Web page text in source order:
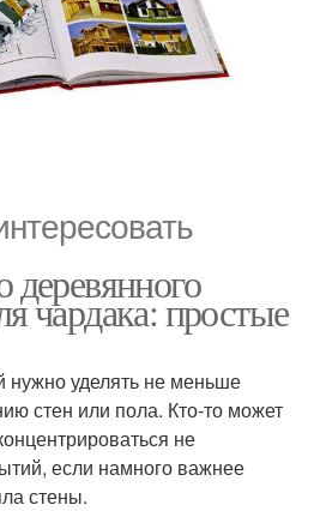
деревянного
чардака: простые
нужно уделять не меньше
стен или пола. Кто-то может
не
если намного важнее
стены.